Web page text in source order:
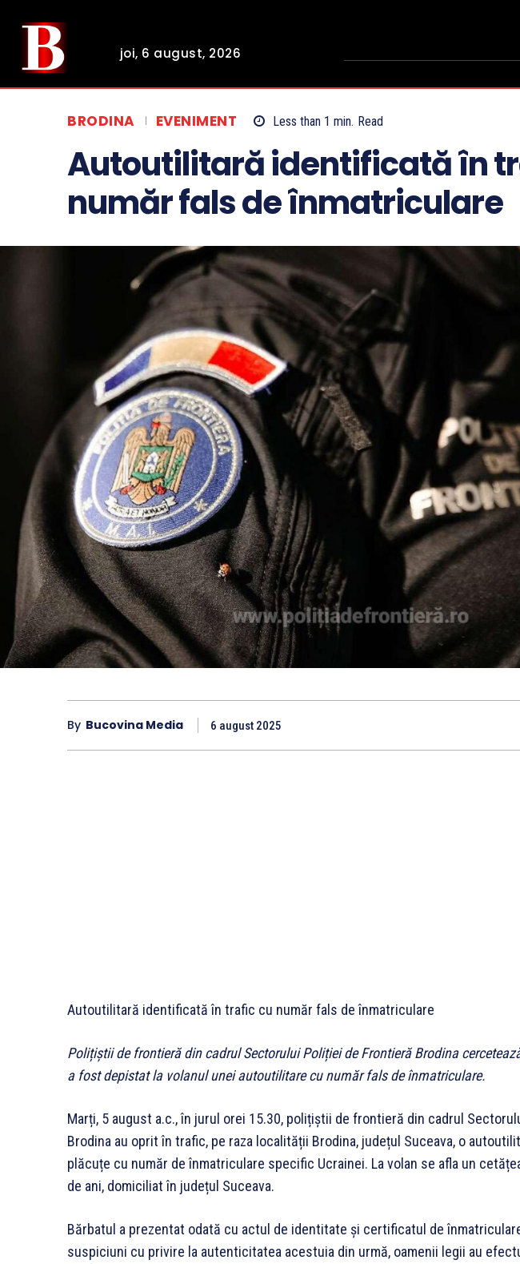
joi, 6 august, 2026
BRODINA EVENIMENT Less than 1 min. Read
Autoutilitară identificată în
număr fals de înmatriculare
By Bucovina Media 6 august 2025
Autoutilitară identificată în trafic cu număr fals de înmatriculare
Polițiștii de frontieră din cadrul Sectorului Poliției de Frontieră Brodina
a fost depistat la volanul unei autoutilitare cu număr fals de înmatriculare.
Marți, 5 august a.c., în jurul orei 15.30, polițiștii de frontieră din cadrul
Brodina au oprit în trafic, pe raza localității Brodina, județul Suceava, o
plăcuțe cu număr de înmatriculare specific Ucrainei. La volan se afla un
de ani, domiciliat în județul Suceava.
Bărbatul a prezentat odată cu actul de identitate și certificatul de
suspiciuni cu privire la autenticitatea acestuia din urmă, oamenii legii au